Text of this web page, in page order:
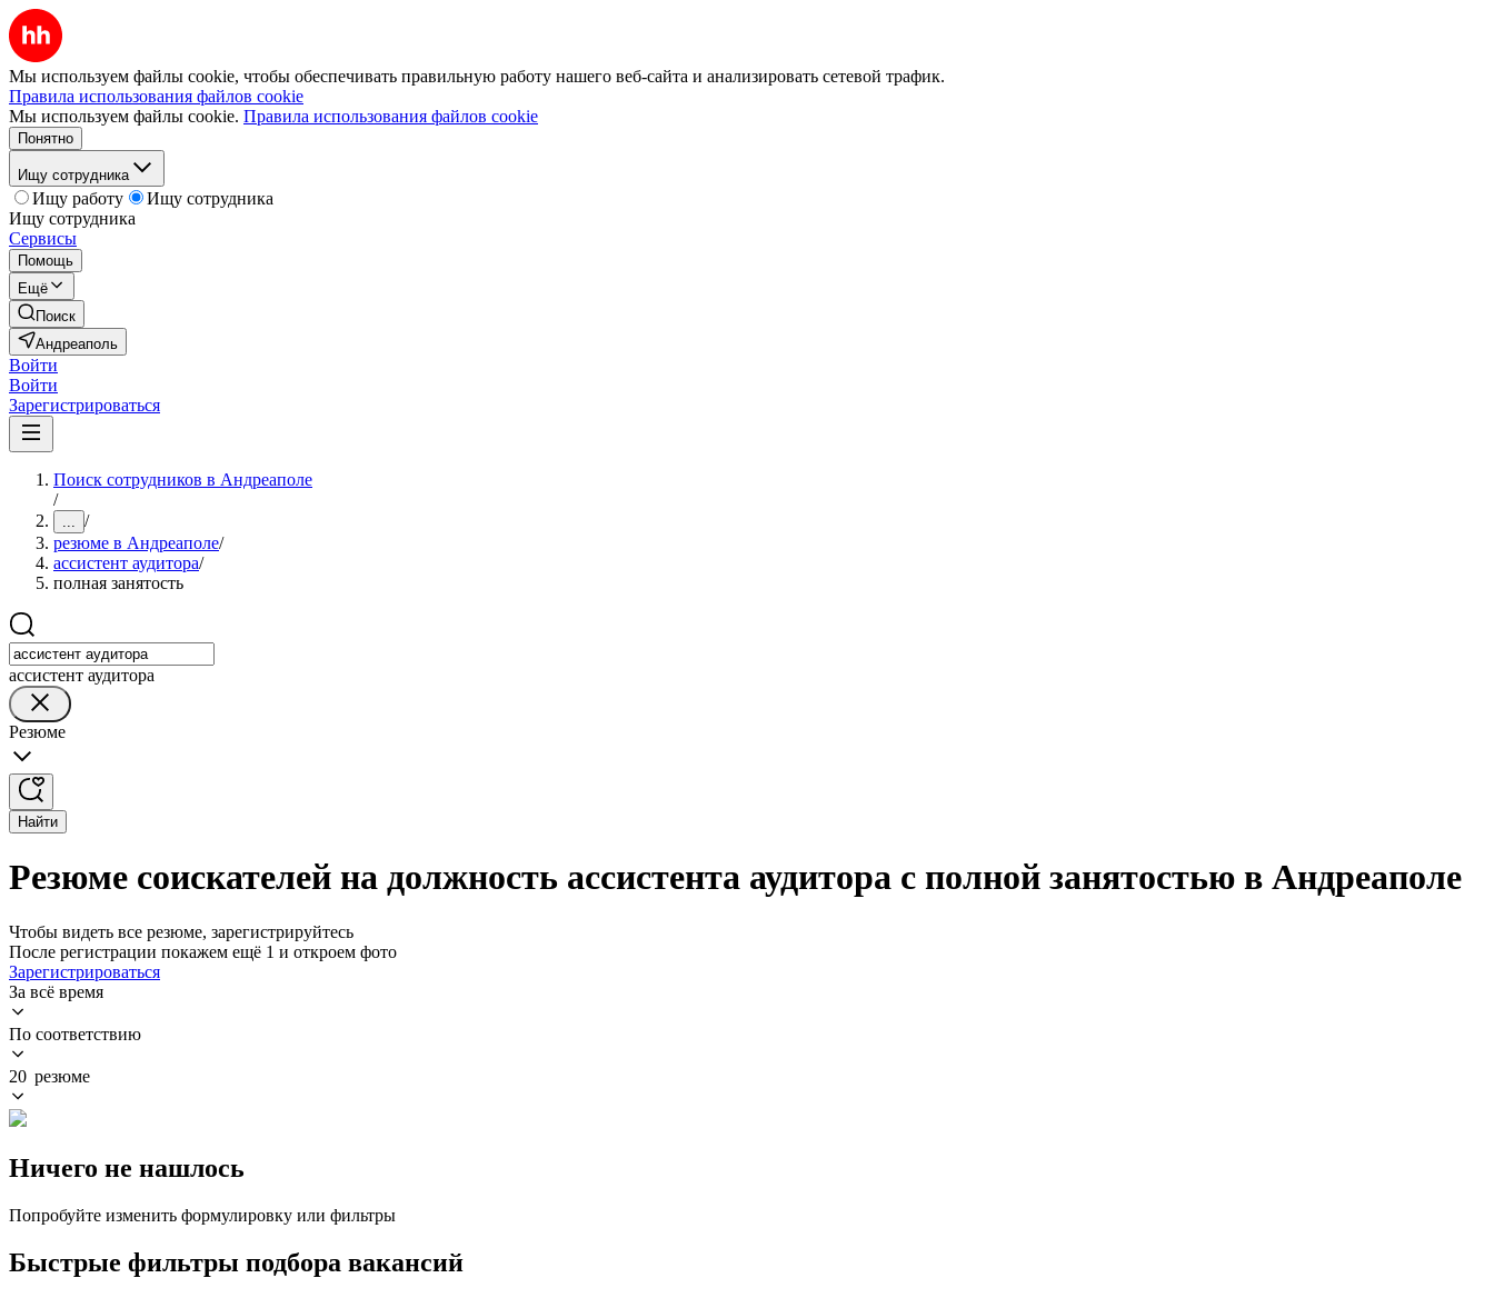
Мы используем файлы cookie, чтобы обеспечивать правильную работу нашего веб-сайта и анализировать сетевой трафик.
Правила использования файлов cookie
Мы используем файлы cookie. Правила использования файлов cookie
Понятно
Ищу сотрудника
Ищу работу
Ищу сотрудника
Ищу сотрудника
Сервисы
Помощь
Ещё
Поиск
Андреаполь
Войти
Войти
Зарегистрироваться
Поиск сотрудников в Андреаполе
/
... /
резюме в Андреаполе/
ассистент аудитора/
полная занятость
ассистент аудитора
Резюме
Найти
Резюме соискателей на должность ассистента аудитора с полной занятостью в Андреаполе
Чтобы видеть все резюме, зарегистрируйтесь
После регистрации покажем ещё 1 и откроем фото
Зарегистрироваться
За всё время
По соответствию
20 резюме
Ничего не нашлось
Попробуйте изменить формулировку или фильтры
Быстрые фильтры подбора вакансий